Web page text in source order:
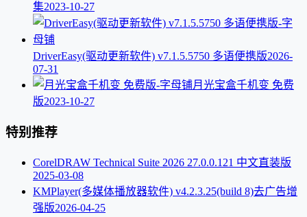
集2023-10-27
DriverEasy(驱动更新软件) v7.1.5.5750 多语便携版2026-
07-31
月光宝盒千机变 免费
版2023-10-27
特别推荐
CorelDRAW Technical Suite 2026 27.0.0.121 中文直装版
2025-03-08
KMPlayer(多媒体播放器软件) v4.2.3.25(build 8)去广告增
强版2026-04-25